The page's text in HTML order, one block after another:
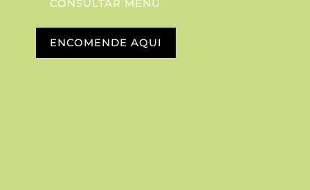
CONSULTAR MENU
ENCOMENDE AQUI